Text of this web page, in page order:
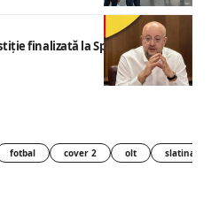
finalizată la Spitalul Mihăești
fotbal cover 2 olt slatina